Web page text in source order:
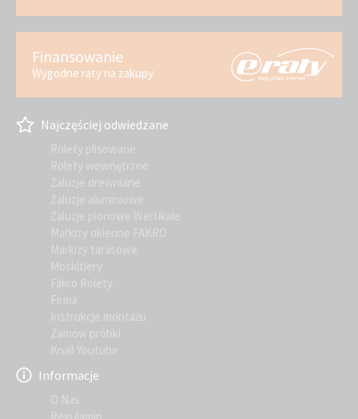
Finansowanie
Wygodne raty na zakupy
Najczęściej odwiedzane
Rolety plisowane
Rolety wewnętrzne
Żaluzje drewniane
Żaluzje aluminiowe
Żaluzje pionowe Wertikale
Markizy okienne FAKRO
Markizy tarasowe
Moskitiery
Fakro Rolety
Firma
Instrukcje montażu
Zamów próbki
Knall Youtube
Informacje
O Nas